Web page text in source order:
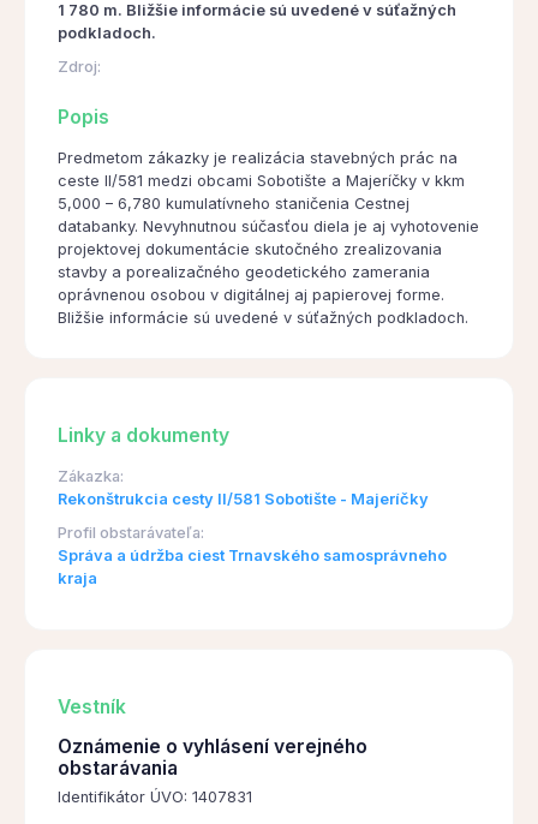
1 780 m. Bližšie informácie sú uvedené v súťažných
podkladoch.
Zdroj:
Popis
Predmetom zákazky je realizácia stavebných prác na
ceste II/581 medzi obcami Sobotište a Majeríčky v kkm
5,000 – 6,780 kumulatívneho staničenia Cestnej
databanky. Nevyhnutnou súčasťou diela je aj vyhotovenie
projektovej dokumentácie skutočného zrealizovania
stavby a porealizačného geodetického zamerania
oprávnenou osobou v digitálnej aj papierovej forme.
Bližšie informácie sú uvedené v súťažných podkladoch.
Linky a dokumenty
Zákazka:
Rekonštrukcia cesty II/581 Sobotište - Majeríčky
Profil obstarávateľa:
Správa a údržba ciest Trnavského samosprávneho
kraja
Vestník
Oznámenie o vyhlásení verejného
obstarávania
Identifikátor ÚVO: 1407831